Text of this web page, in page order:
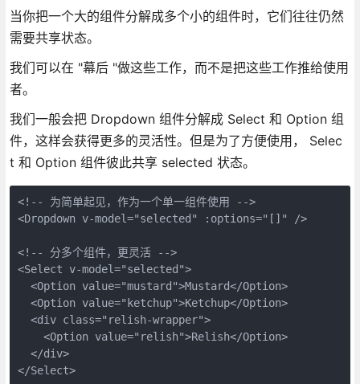
当你把一个大的组件分解成多个小的组件时，它们往往仍然
需要共享状态。
我们可以在 "幕后 "做这些工作，而不是把这些工作推给使用
者。
我们一般会把 Dropdown 组件分解成 Select 和 Option 组
件，这样会获得更多的灵活性。但是为了方便使用， Selec
t 和 Option 组件彼此共享 selected 状态。
<!-- 为简单起见，作为一个单一组件使用 -->
<Dropdown v-model="selected" :options="[]" />
<!-- 分多个组件，更灵活 -->
<Select v-model="selected">
  <Option value="mustard">Mustard</Option>
  <Option value="ketchup">Ketchup</Option>
  <div class="relish-wrapper">
    <Option value="relish">Relish</Option>
  </div>
</Select>